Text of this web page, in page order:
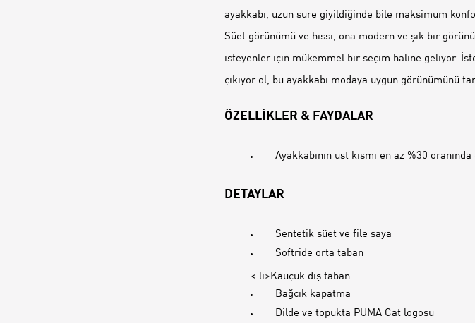
ayakkabı, uzun süre giyildiğinde bile maksimum
Süet görünümü ve hissi, ona modern ve şık bir
isteyenler için mükemmel bir seçim haline geliyor.
çıkıyor ol, bu ayakkabı modaya uygun görünümünü
ÖZELLİKLER & FAYDALAR
Ayakkabının üst kısmı en az %30
DETAYLAR
Sentetik süet ve file saya
Softride orta taban
< li>Kauçuk dış taban
Bağcık kapatma
Dilde ve topukta PUMA Cat logosu